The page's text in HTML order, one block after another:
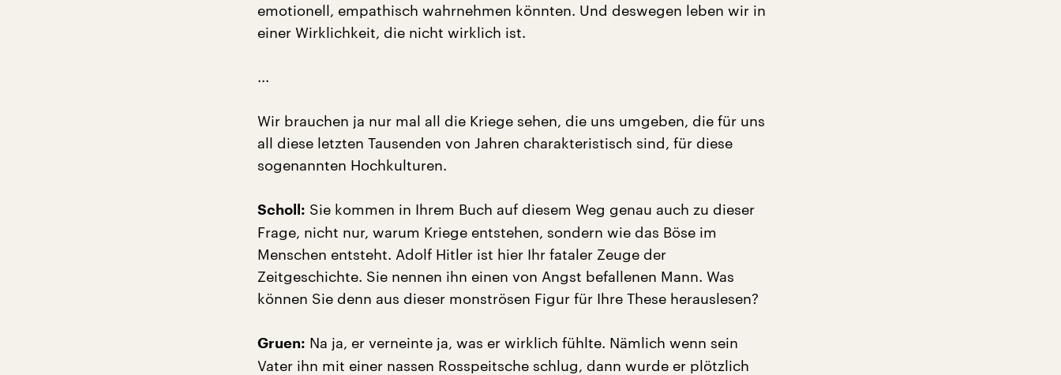
emotionell, empathisch wahrnehmen könnten. Und deswegen leben wir in
einer Wirklichkeit, die nicht wirklich ist.
...
Wir brauchen ja nur mal all die Kriege sehen, die uns umgeben, die für uns
all diese letzten Tausenden von Jahren charakteristisch sind, für diese
sogenannten Hochkulturen.
Scholl: Sie kommen in Ihrem Buch auf diesem Weg genau auch zu dieser
Frage, nicht nur, warum Kriege entstehen, sondern wie das Böse im
Menschen entsteht. Adolf Hitler ist hier Ihr fataler Zeuge der
Zeitgeschichte. Sie nennen ihn einen von Angst befallenen Mann. Was
können Sie denn aus dieser monströsen Figur für Ihre These herauslesen?
Gruen: Na ja, er verneinte ja, was er wirklich fühlte. Nämlich wenn sein
Vater ihn mit einer nassen Rosspeitsche schlug, dann wurde er plötzlich